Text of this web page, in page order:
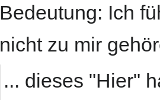
Bedeutung: Ich
nicht zu mir
... dieses "Hier"